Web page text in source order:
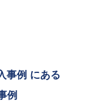
事例 にある
例